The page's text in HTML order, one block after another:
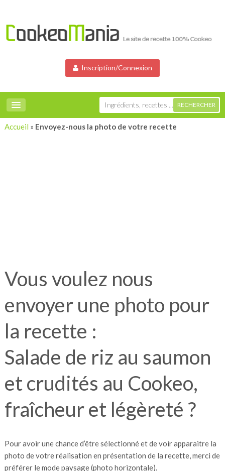
Inscription/Connexion
Accueil » Envoyez-nous la photo de votre recette
Vous voulez nous
envoyer une photo pour
la recette :
Salade de riz au saumon
et crudités au Cookeo,
fraîcheur et légèreté ?
Pour avoir une chance d’être sélectionné et de voir apparaitre la
photo de votre réalisation en présentation de la recette, merci de
préférer le mode paysage (photo horizontale).